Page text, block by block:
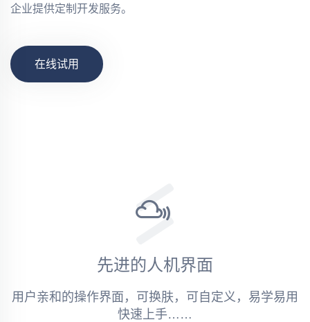
企业提供定制开发服务。
在线试用
先进的人机界面
用户亲和的操作界面，可换肤，可自定义，易学易用
快速上手……